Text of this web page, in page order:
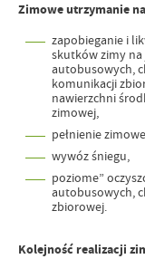
Zimowe utrzymanie
zapobieganie i
skutków zimy na
autobusowych,
komunikacji
nawierzchni
zimowej,
pełnienie
wywóz śniegu,
poziome”
autobusowych,
zbiorowej.
Kolejność realizacji